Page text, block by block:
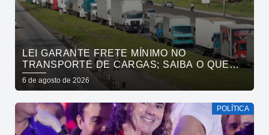
LEI GARANTE FRETE MÍNIMO NO
TRANSPORTE DE CARGAS; SAIBA O QUE
MUDA
6 de agosto de 2026
POLÍTICA